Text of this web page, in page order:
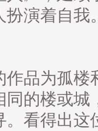
扮演着自我
为孤楼
同的楼或
。看得出